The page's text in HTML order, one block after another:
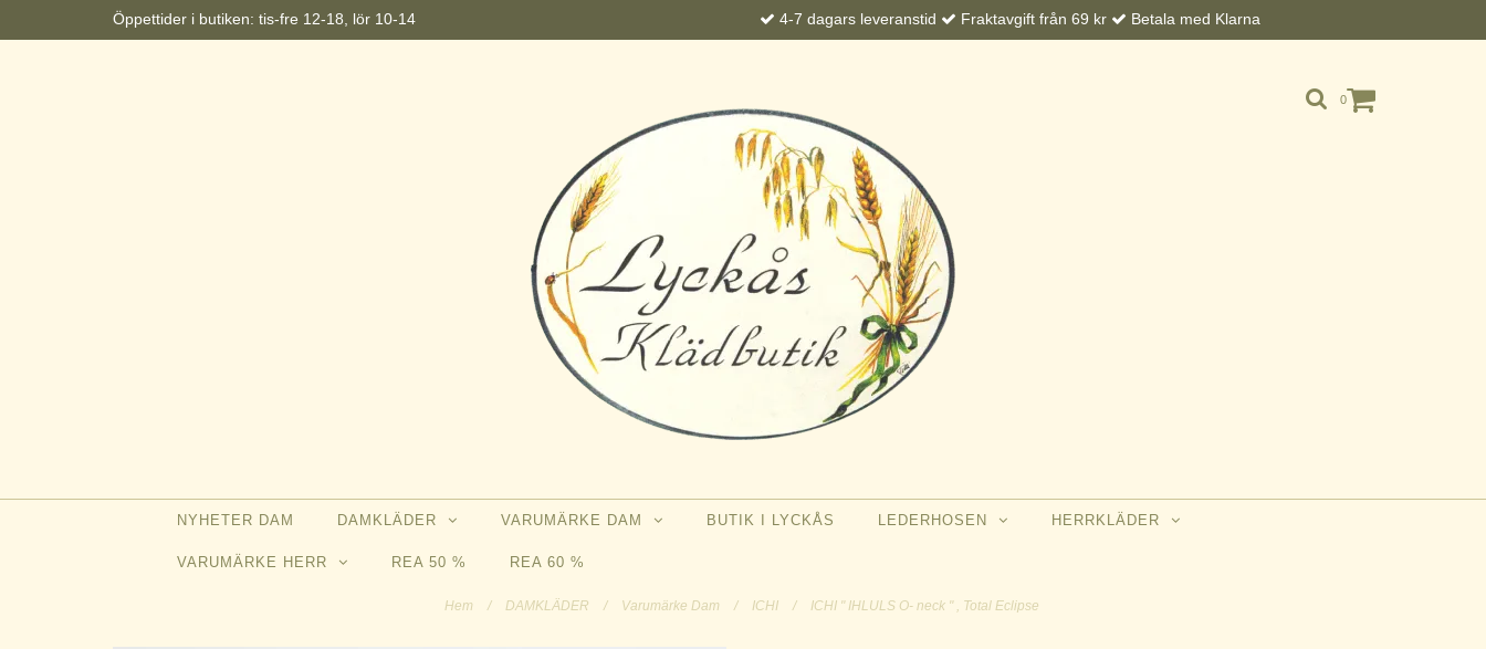
Öppettider i butiken: tis-fre 12-18, lör 10-14 4-7 dagars leveranstid Fraktavgift från 69 kr Betala med Klarna
0
NYHETER DAM DAMKLÄDER VARUMÄRKE DAM BUTIK I LYCKÅS LEDERHOSEN HERRKLÄDER
VARUMÄRKE HERR REA 50 % REA 60 %
Hem / DAMKLÄDER / Varumärke Dam / ICHI / ICHI " IHLULS O- neck " , Total Eclipse